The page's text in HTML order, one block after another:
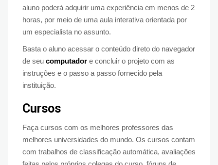
aluno poderá adquirir uma experiência em menos de 2
horas, por meio de uma aula interativa orientada por
um especialista no assunto.
Basta o aluno acessar o conteúdo direto do navegador
de seu computador e concluir o projeto com as
instruções e o passo a passo fornecido pela
instituição.
Cursos
Faça cursos com os melhores professores das
melhores universidades do mundo. Os cursos contam
com trabalhos de classificação automática, avaliações